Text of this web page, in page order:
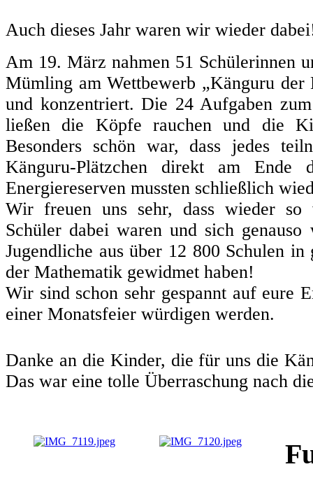
Auch dieses Jahr waren wir wieder
Am 19. März nahmen 51 Schülerinnen
Mümling am Wettbewerb „Känguru
und konzentriert. Die 24 Aufgaben
ließen die Köpfe rauchen und die
Besonders schön war, dass jedes
Känguru-Plätzchen direkt am
Energiereserven mussten schließlich
Wir freuen uns sehr, dass wieder so
Schüler dabei waren und sich
Jugendliche aus über 12 800 Schulen
der Mathematik gewidmet haben!
Wir sind schon sehr gespannt auf eure
einer Monatsfeier würdigen werden.
Danke an die Kinder, die für uns die
Das war eine tolle Überraschung nach